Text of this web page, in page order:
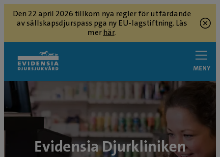
Den 22 april 2026 tillkom nya regler för utfärdande
av sällskapsdjurspass pga ny EU-lagstiftning. Läs
merhär.
MENY
Evidensia Djurkliniken